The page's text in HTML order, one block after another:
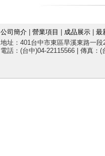
公司簡介 營業項目 成品展示
最
地址：401台中市東區旱溪東路一
電話：(台中)04-22115566 | 傳真：(